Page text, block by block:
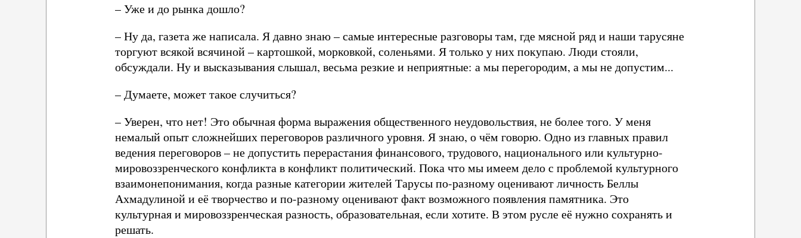
– Уже и до рынка дошло?
– Ну да, газета же написала. Я давно знаю – самые интересные разговоры там, где мясной ряд и наши тарусяне
торгуют всякой всячиной – картошкой, морковкой, соленьями. Я только у них покупаю. Люди стояли,
обсуждали. Ну и высказывания слышал, весьма резкие и неприятные: а мы перегородим, а мы не допустим...
– Думаете, может такое случиться?
– Уверен, что нет! Это обычная форма выражения общественного неудовольствия, не более того. У меня
немалый опыт сложнейших переговоров различного уровня. Я знаю, о чём говорю. Одно из главных правил
ведения переговоров – не допустить перерастания финансового, трудового, национального или культурно-
мировоззренческого конфликта в конфликт политический. Пока что мы имеем дело с проблемой культурного
взаимонепонимания, когда разные категории жителей Тарусы по-разному оценивают личность Беллы
Ахмадулиной и её творчество и по-разному оценивают факт возможного появления памятника. Это
культурная и мировоззренческая разность, образовательная, если хотите. В этом русле её нужно сохранять и
решать.